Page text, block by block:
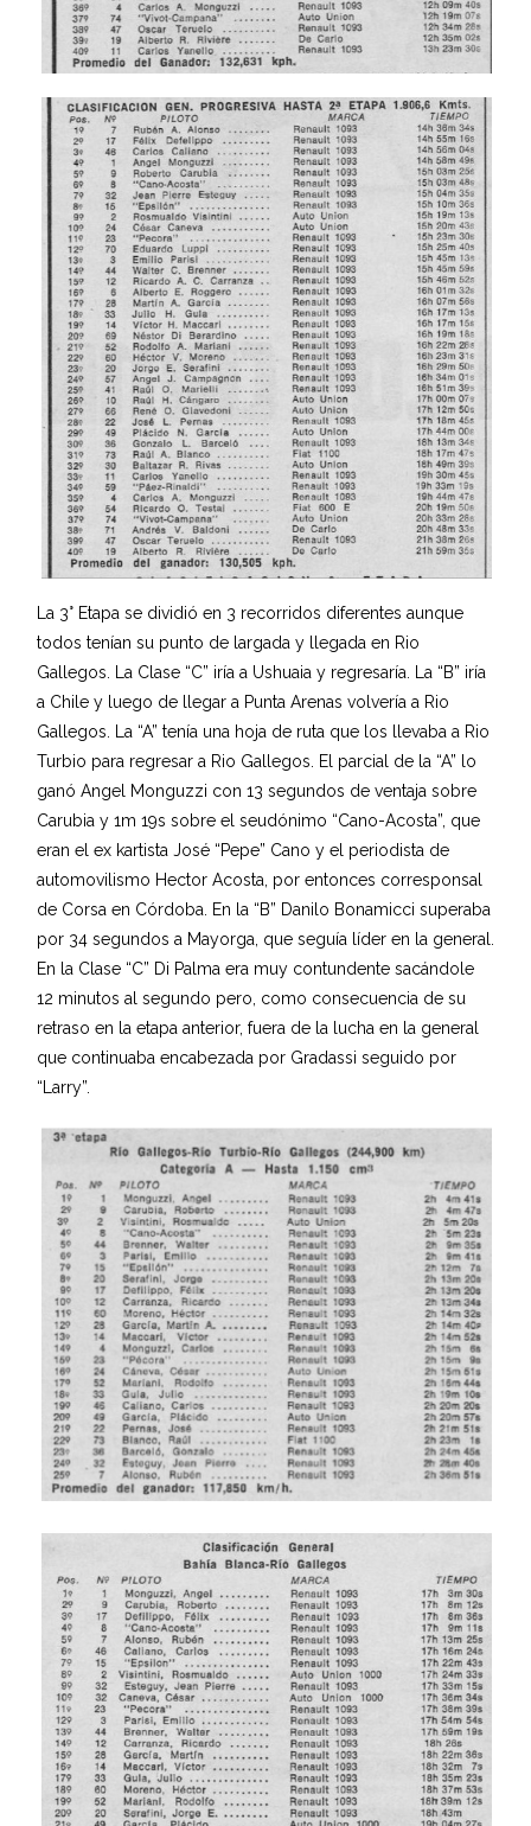
La 3° Etapa se dividió en 3 recorridos diferentes aunque
todos tenían su punto de largada y llegada en Rio
Gallegos. La Clase “C” iría a Ushuaia y regresaría. La “B” iría
a Chile y luego de llegar a Punta Arenas volvería a Rio
Gallegos. La “A” tenía una hoja de ruta que los llevaba a Rio
Turbio para regresar a Rio Gallegos. El parcial de la “A” lo
ganó Angel Monguzzi con 13 segundos de ventaja sobre
Carubia y 1m 19s sobre el seudónimo “Cano-Acosta”, que
eran el ex kartista José “Pepe” Cano y el periodista de
automovilismo Hector Acosta, por entonces corresponsal
de Corsa en Córdoba. En la “B” Danilo Bonamicci superaba
por 34 segundos a Mayorga, que seguía líder en la general.
En la Clase “C” Di Palma era muy contundente sacándole
12 minutos al segundo pero, como consecuencia de su
retraso en la etapa anterior, fuera de la lucha en la general
que continuaba encabezada por Gradassi seguido por
“Larry”.